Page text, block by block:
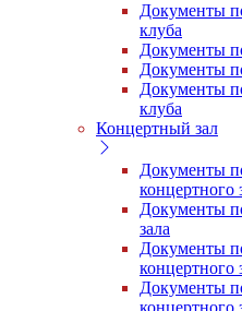
Документы
клуба
Документы
Документы
Документы
клуба
Концертный зал
Документы
концертного
Документы
зала
Документы
концертного
Документы
концертного